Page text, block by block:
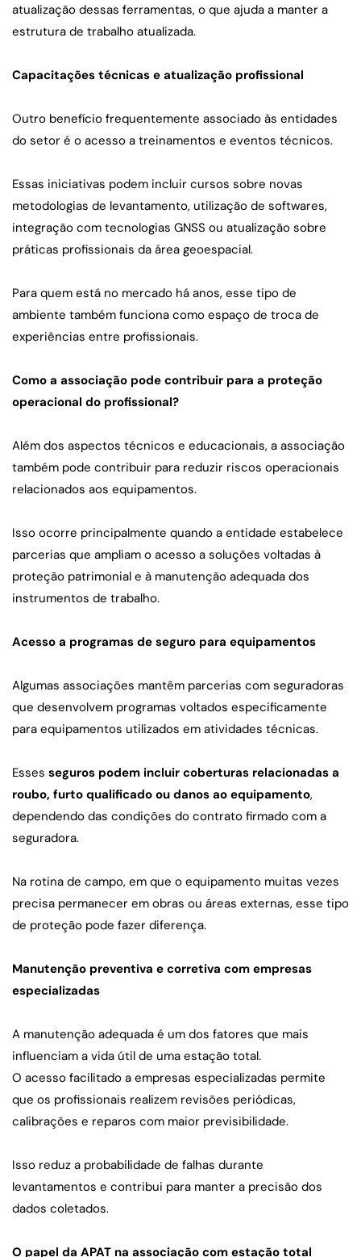
atualização dessas ferramentas, o que ajuda a manter a
estrutura de trabalho atualizada.
Capacitações técnicas e atualização profissional
Outro benefício frequentemente associado às entidades
do setor é o acesso a treinamentos e eventos técnicos.
Essas iniciativas podem incluir cursos sobre novas
metodologias de levantamento, utilização de softwares,
integração com tecnologias GNSS ou atualização sobre
práticas profissionais da área geoespacial.
Para quem está no mercado há anos, esse tipo de
ambiente também funciona como espaço de troca de
experiências entre profissionais.
Como a associação pode contribuir para a proteção
operacional do profissional?
Além dos aspectos técnicos e educacionais, a associação
também pode contribuir para reduzir riscos operacionais
relacionados aos equipamentos.
Isso ocorre principalmente quando a entidade estabelece
parcerias que ampliam o acesso a soluções voltadas à
proteção patrimonial e à manutenção adequada dos
instrumentos de trabalho.
Acesso a programas de seguro para equipamentos
Algumas associações mantêm parcerias com seguradoras
que desenvolvem programas voltados especificamente
para equipamentos utilizados em atividades técnicas.
Esses seguros podem incluir coberturas relacionadas a
roubo, furto qualificado ou danos ao equipamento,
dependendo das condições do contrato firmado com a
seguradora.
Na rotina de campo, em que o equipamento muitas vezes
precisa permanecer em obras ou áreas externas, esse tipo
de proteção pode fazer diferença.
Manutenção preventiva e corretiva com empresas
especializadas
A manutenção adequada é um dos fatores que mais
influenciam a vida útil de uma estação total.
O acesso facilitado a empresas especializadas permite
que os profissionais realizem revisões periódicas,
calibrações e reparos com maior previsibilidade.
Isso reduz a probabilidade de falhas durante
levantamentos e contribui para manter a precisão dos
dados coletados.
O papel da APAT na associação com estação total